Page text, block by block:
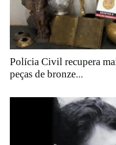
Polícia Civil recupera
peças de bronze...